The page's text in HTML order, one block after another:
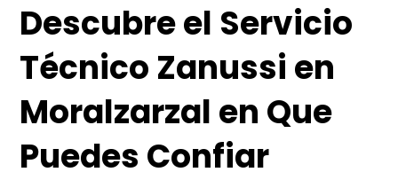
Descubre el Servicio
Técnico Zanussi en
Moralzarzal en Que
Puedes Confiar